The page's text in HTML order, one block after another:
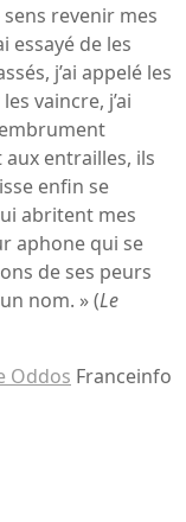
revenir mes
essayé de les
j’ai appelé les
vaincre, j’ai
entrailles, ils
enfin se
abritent mes
aphone qui se
de ses peurs
nom. » (Le
Oddos Franceinfo